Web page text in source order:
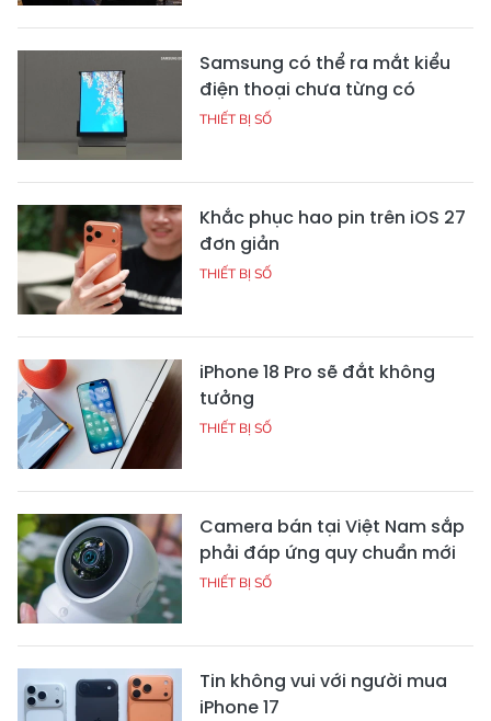
Samsung có thể ra mắt kiểu
điện thoại chưa từng có
THIẾT BỊ SỐ
Khắc phục hao pin trên iOS 27
đơn giản
THIẾT BỊ SỐ
iPhone 18 Pro sẽ đắt không
tưởng
THIẾT BỊ SỐ
Camera bán tại Việt Nam sắp
phải đáp ứng quy chuẩn mới
THIẾT BỊ SỐ
Tin không vui với người mua
iPhone 17